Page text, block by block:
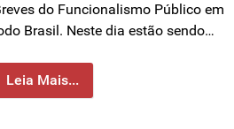
do Funcionalismo Público em
Brasil. Neste dia estão sendo…
Leia Mais...